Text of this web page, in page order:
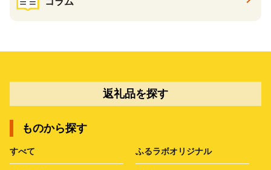
返礼品を探す
ものから探す
すべて ふるラボオリジナル